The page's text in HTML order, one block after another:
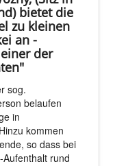
bietet die
zu kleinen
an -
der
sog.
belaufen
in
kommen
so dass bei
rund